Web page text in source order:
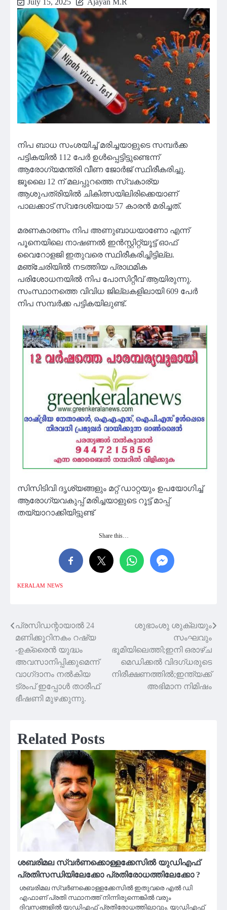
July 15, 2025 Ajayan M.R
നിപ ബാധ സംശയിച്ച് മരിച്ചയാളുടെ സമ്പർക്ക
പട്ടികയിൽ 112 പേർ ഉൾപ്പെട്ടിട്ടുണ്ടെന്ന്
ആരോഗ്യമന്ത്രി വീണ ജോർജ് സ്ഥിരീകരിച്ചു.
ജൂലൈ 12 ന് മലപ്പുറത്തെ സ്വകാര്യ
ആശുപത്രിയിൽ ചികിത്സയിലിരിക്കെയാണ്
പാലക്കാട് സ്വദേശിയായ 57 കാരൻ മരിച്ചത്.
മരണകാരണം നിപ അണുബാധയാണോ എന്ന്
പൂനെയിലെ നാഷണൽ ഇൻസ്റ്റിറ്റ്യൂട്ട് ഓഫ്
വൈറോളജി ഇതുവരെ സ്ഥിരീകരിച്ചിട്ടില്ല.
മഞ്ചേരിയിൽ നടത്തിയ പ്രാഥമിക
പരിശോധനയിൽ നിപ പോസിറ്റീവ് ആയിരുന്നു.
സംസ്ഥാനത്തെ വിവിധ ജില്ലകളിലായി 609 പേർ
നിപ സമ്പർക്ക പട്ടികയിലുണ്ട്.
സിസിടിവി ദൃശ്യങ്ങളും മറ്റ് ഡാറ്റയും ഉപയോഗിച്ച്
ആരോഗ്യവകുപ്പ് മരിച്ചയാളുടെ റൂട്ട് മാപ്പ്
തയ്യാറാക്കിയിട്ടുണ്ട്
Share this…
KERALAM NEWS
Post
navigation
പ്രസിഡന്റായാൽ 24
മണിക്കൂറിനകം റഷ്യ
-ഉക്രൈൻ യുദ്ധം
അവസാനിപ്പിക്കുമെന്ന്
വാഗ്‌ദാനം നൽകിയ
ട്രംപ് ഇപ്പോൾ താരീഫ്
ഭീഷണി മുഴക്കുന്നു.
ശുഭാംശു ശുക്ലയും
സംഘവും
ഭൂമിയിലെത്തി;ഇനി ഒരാഴ്ച
മെഡിക്കല്‍ വിദഗ്ധരുടെ
നിരീക്ഷണത്തില്‍;ഇന്ത്യക്ക്
അഭിമാന നിമിഷം
Related Posts
ശബരിമല സ്വർണക്കൊള്ളക്കേസിൽ യുഡിഎഫ്
പ്രതിസന്ധിയിലേക്കോ പ്രതിരോധത്തിലേക്കോ ?
ശബരിമല സ്വർണക്കൊള്ളക്കേസിൽ ഇതുവരെ എൽ ഡി
എഫാണ് പ്രതി സ്ഥാനത്ത് നിന്നിരുന്നെങ്കിൽ വരും
ദിവസങ്ങളിൽ യുഡിഎഫ് പ്രതിരോധത്തിലാവും. യുഡിഎഫ്